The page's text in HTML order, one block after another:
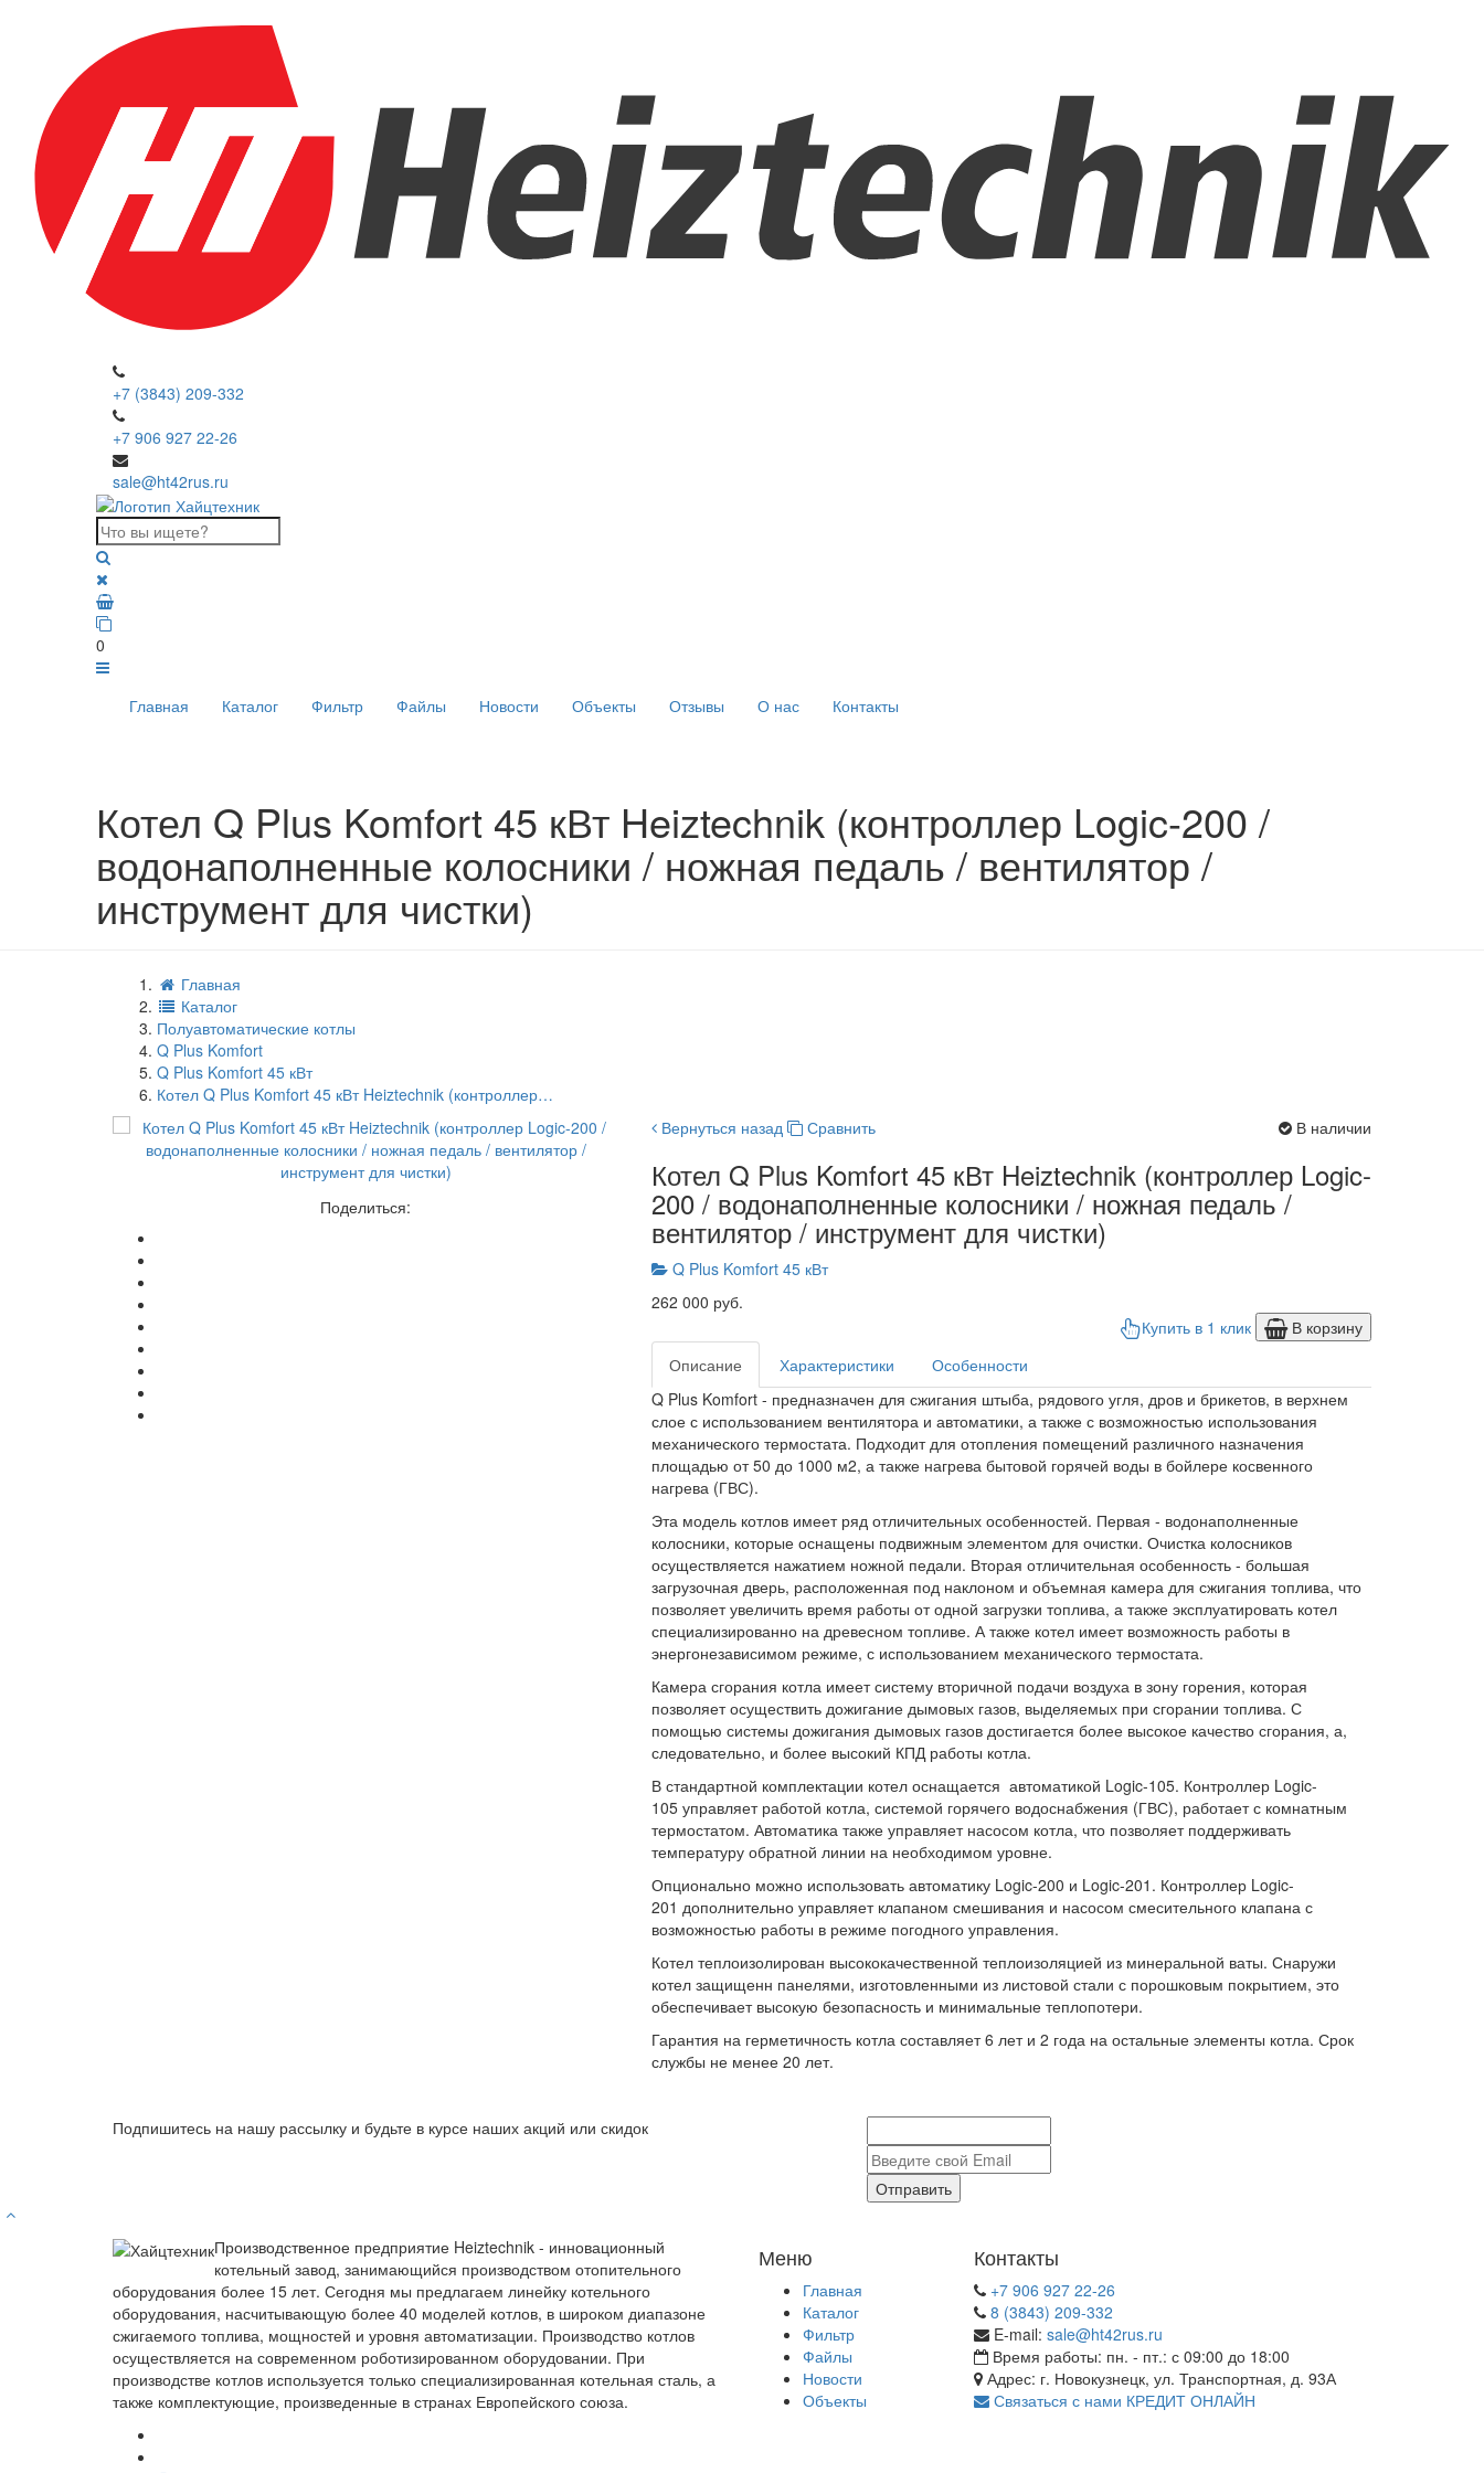
+7 (3843) 209-332
+7 906 927 22-26
sale@ht42rus.ru
0
Главная Каталог Фильтр Файлы Новости Объекты Отзывы О нас Контакты
Котел Q Plus Komfort 45 кВт Heiztechnik (контроллер Logic-200 /
водонаполненные колосники / ножная педаль / вентилятор /
инструмент для чистки)
Главная
Каталог
Полуавтоматические котлы
Q Plus Komfort
Q Plus Komfort 45 кВт
Котел Q Plus Komfort 45 кВт Heiztechnik (контроллер…
Поделиться:
Вернуться назад Сравнить В наличии
Котел Q Plus Komfort 45 кВт Heiztechnik (контроллер Logic-
200 / водонаполненные колосники / ножная педаль /
вентилятор / инструмент для чистки)
Q Plus Komfort 45 кВт
262 000 руб.
Купить в 1 клик
В корзину
Описание
Характеристики
Особенности
Q Plus Komfort - предназначен для сжигания штыба, рядового угля, дров и брикетов, в верхнем
слое с использованием вентилятора и автоматики, а также с возможностью использования
механического термостата. Подходит для отопления помещений различного назначения
площадью от 50 до 1000 м2, а также нагрева бытовой горячей воды в бойлере косвенного
нагрева (ГВС).
Эта модель котлов имеет ряд отличительных особенностей. Первая - водонаполненные
колосники, которые оснащены подвижным элементом для очистки. Очистка колосников
осуществляется нажатием ножной педали. Вторая отличительная особенность - большая
загрузочная дверь, расположенная под наклоном и объемная камера для сжигания топлива, что
позволяет увеличить время работы от одной загрузки топлива, а также эксплуатировать котел
специализированно на древесном топливе. А также котел имеет возможность работы в
энергонезависимом режиме, с использованием механического термостата.
Камера сгорания котла имеет систему вторичной подачи воздуха в зону горения, которая
позволяет осуществить дожигание дымовых газов, выделяемых при сгорании топлива. С
помощью системы дожигания дымовых газов достигается более высокое качество сгорания, а,
следовательно, и более высокий КПД работы котла.
В стандартной комплектации котел оснащается автоматикой Logic-105. Контроллер Logic-
105 управляет работой котла, системой горячего водоснабжения (ГВС), работает с комнатным
термостатом. Автоматика также управляет насосом котла, что позволяет поддерживать
температуру обратной линии на необходимом уровне.
Опционально можно использовать автоматику Logic-200 и Logic-201. Контроллер Logic-
201 дополнительно управляет клапаном смешивания и насосом смесительного клапана с
возможностью работы в режиме погодного управления.
Котел теплоизолирован высококачественной теплоизоляцией из минеральной ваты. Снаружи
котел защищенн панелями, изготовленными из листовой стали с порошковым покрытием, это
обеспечивает высокую безопасность и минимальные теплопотери.
Гарантия на герметичность котла составляет 6 лет и 2 года на остальные элементы котла. Срок
службы не менее 20 лет.
Подпишитесь на нашу рассылку и будьте в курсе наших акций или скидок
Отправить
Производственное предприятие Heiztechnik - инновационный
котельный завод, занимающийся производством отопительного
оборудования более 15 лет. Сегодня мы предлагаем линейку котельного
оборудования, насчитывающую более 40 моделей котлов, в широком диапазоне
сжигаемого топлива, мощностей и уровня автоматизации. Производство котлов
осуществляется на современном роботизированном оборудовании. При
производстве котлов используется только специализированная котельная сталь, а
также комплектующие, произведенные в странах Европейского союза.
Меню
Главная
Каталог
Фильтр
Файлы
Новости
Объекты
Контакты
+7 906 927 22-26
8 (3843) 209-332
E-mail: sale@ht42rus.ru
Время работы: пн. - пт.: с 09:00 до 18:00
Адрес: г. Новокузнецк, ул. Транспортная, д. 93А
Связаться с нами КРЕДИТ ОНЛАЙН